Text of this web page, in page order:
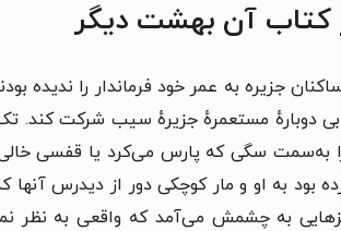
کتاب آن بهشت دیگر
جزیره به عمر خود فرماندار را ندیده
دوبارهٔ مستعمرهٔ جزیرهٔ سیب شرکت
سگی که پارس می‌کرد یا قفسی خالی
بود به او و مار کوچکی دور از دیدرس
به چشمش می‌آمد که واقعی به نظر